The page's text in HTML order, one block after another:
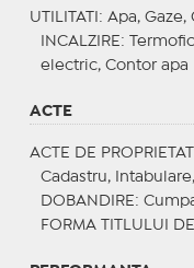
UTILITATI : Apa, Gaze,
INCALZIRE :
electric, Contor apa
ACTE
ACTE DE
Cadastru,
DOBANDIRE :
FORMA TITLULUI